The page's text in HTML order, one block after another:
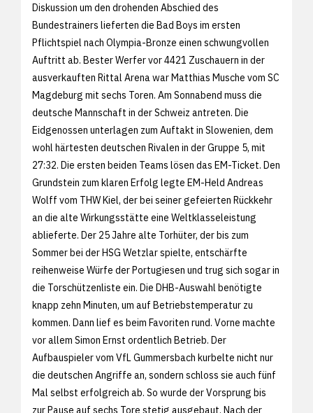
Diskussion um den drohenden Abschied des
Bundestrainers lieferten die Bad Boys im ersten
Pflichtspiel nach Olympia-Bronze einen schwungvollen
Auftritt ab. Bester Werfer vor 4421 Zuschauern in der
ausverkauften Rittal Arena war Matthias Musche vom SC
Magdeburg mit sechs Toren. Am Sonnabend muss die
deutsche Mannschaft in der Schweiz antreten. Die
Eidgenossen unterlagen zum Auftakt in Slowenien, dem
wohl härtesten deutschen Rivalen in der Gruppe 5, mit
27:32. Die ersten beiden Teams lösen das EM-Ticket. Den
Grundstein zum klaren Erfolg legte EM-Held Andreas
Wolff vom THW Kiel, der bei seiner gefeierten Rückkehr
an die alte Wirkungsstätte eine Weltklasseleistung
ablieferte. Der 25 Jahre alte Torhüter, der bis zum
Sommer bei der HSG Wetzlar spielte, entschärfte
reihenweise Würfe der Portugiesen und trug sich sogar in
die Torschützenliste ein. Die DHB-Auswahl benötigte
knapp zehn Minuten, um auf Betriebstemperatur zu
kommen. Dann lief es beim Favoriten rund. Vorne machte
vor allem Simon Ernst ordentlich Betrieb. Der
Aufbauspieler vom VfL Gummersbach kurbelte nicht nur
die deutschen Angriffe an, sondern schloss sie auch fünf
Mal selbst erfolgreich ab. So wurde der Vorsprung bis
zur Pause auf sechs Tore stetig ausgebaut. Nach der